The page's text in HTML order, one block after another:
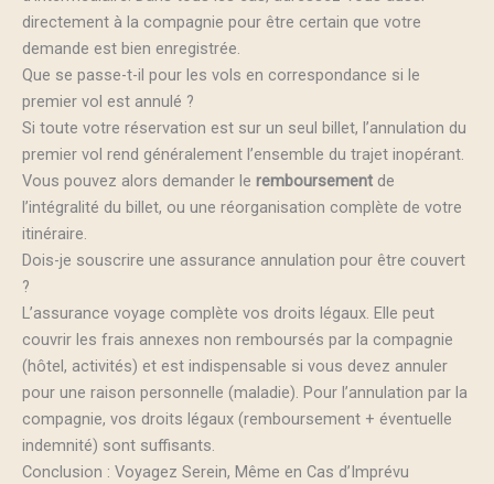
directement à la compagnie pour être certain que votre
demande est bien enregistrée.
Que se passe-t-il pour les vols en correspondance si le
premier vol est annulé ?
Si toute votre réservation est sur un seul billet, l’annulation du
premier vol rend généralement l’ensemble du trajet inopérant.
Vous pouvez alors demander le remboursement de
l’intégralité du billet, ou une réorganisation complète de votre
itinéraire.
Dois-je souscrire une assurance annulation pour être couvert
?
L’assurance voyage complète vos droits légaux. Elle peut
couvrir les frais annexes non remboursés par la compagnie
(hôtel, activités) et est indispensable si vous devez annuler
pour une raison personnelle (maladie). Pour l’annulation par la
compagnie, vos droits légaux (remboursement + éventuelle
indemnité) sont suffisants.
Conclusion : Voyagez Serein, Même en Cas d’Imprévu